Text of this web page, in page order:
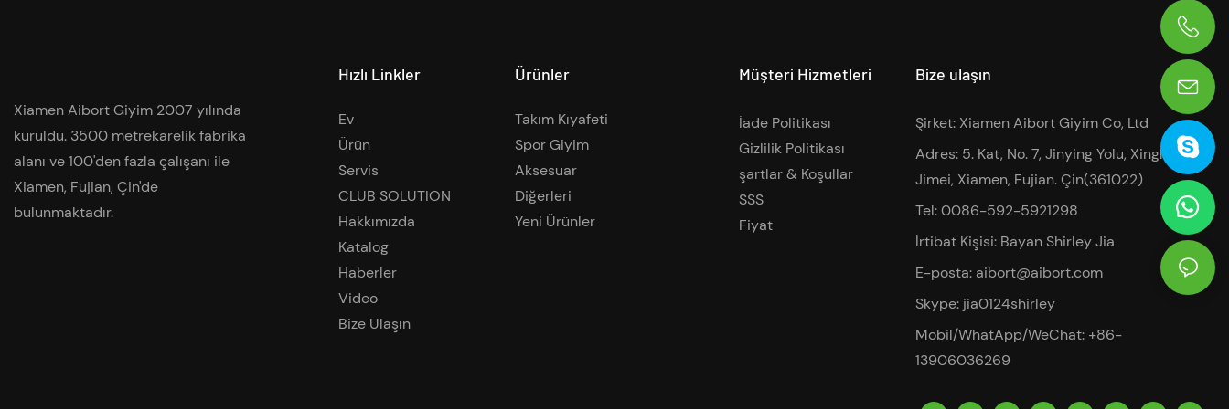
Xiamen Aibort Giyim 2007 yılında
kuruldu. 3500 metrekarelik fabrika
alanı ve 100'den fazla çalışanı ile
Xiamen, Fujian, Çin'de
bulunmaktadır.
Hızlı Linkler
Ev
Ürün
Servis
CLUB SOLUTION
Hakkımızda
Katalog
Haberler
Video
Bize Ulaşın
Ürünler
Takım Kıyafeti
Spor Giyim
Aksesuar
Diğerleri
Yeni Ürünler
Müşteri Hizmetleri
İade Politikası
Gizlilik Politikası
şartlar & Koşullar
SSS
Fiyat​
Bize ulaşın
Şirket: Xiamen Aibort Giyim Co, Ltd
Adres: 5. Kat, No. 7, Jinying Yolu, Xinglin,
Jimei, Xiamen, Fujian. Çin(361022)
Tel: 0086-592-5921298
İrtibat Kişisi: Bayan Shirley Jia
E-posta: aibort@aibort.com
Skype: jia0124shirley
Mobil/WhatApp/WeChat: +86-
13906036269